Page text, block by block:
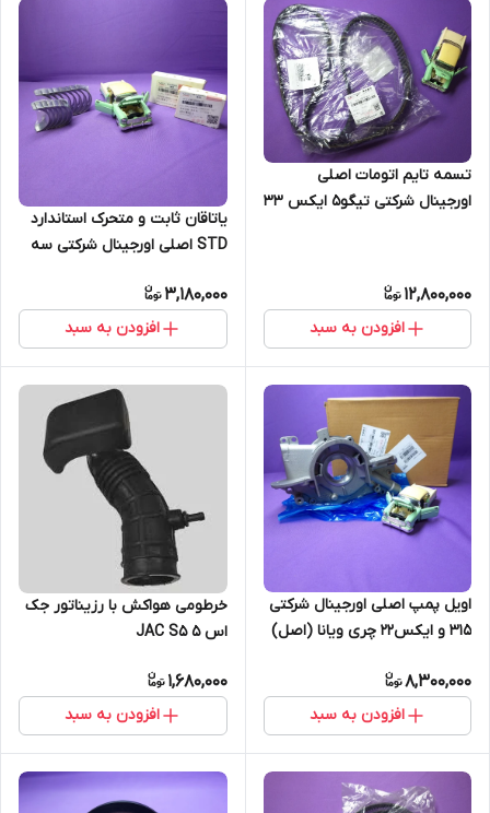
تسمه تایم اتومات اصلی
اورجینال شرکتی تیگو5 ایکس 33
12,800,000
افزودن به سبد
یاتاقان ثابت و متحرک استاندارد
STD اصلی اورجینال شرکتی سه
3,180,000
افزودن به سبد
اویل پمپ اصلی اورجینال شرکتی
315 و ایکس22 چری ویانا (اصل)
8,300,000
افزودن به سبد
خرطومی هواکش با رزیناتور جک
اس ۵ JAC S5
1,680,000
افزودن به سبد